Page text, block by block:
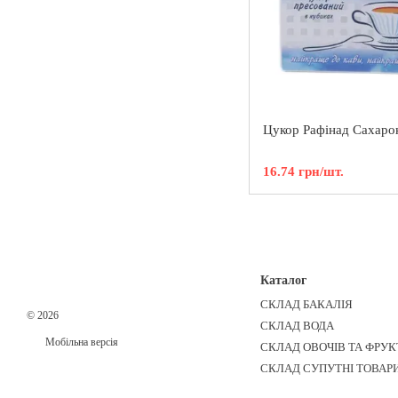
Цукор Рафiнад
16.74 грн/шт.
© 2026
Мобільна версія
Каталог
СКЛАД БАКАЛІЯ
СКЛАД ВОДА
СКЛАД ОВОЧІВ ТА
СКЛАД СУПУТНІ